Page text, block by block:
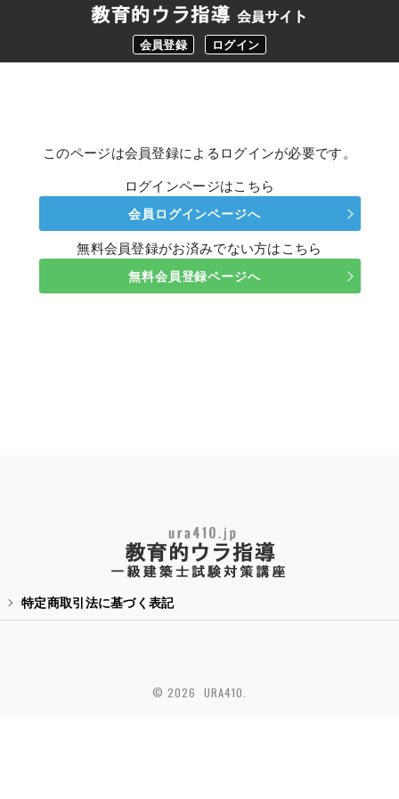
会員登録 ログイン
このページは会員登録によるログインが必要です。
ログインページはこちら
会員ログインページへ
無料会員登録がお済みでない方はこちら
無料会員登録ページへ
特定商取引法に基づく表記
© 2026 URA410.